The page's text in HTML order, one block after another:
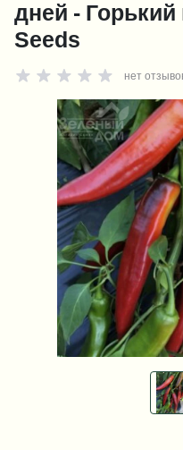
дней -
Seeds
нет